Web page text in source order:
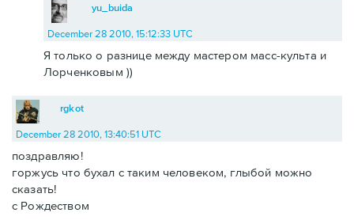
yu_buida
December 28 2010, 15:12:33 UTC
Я только о разнице между мастером масс-культа и
Лорченковым ))
rgkot
December 28 2010, 13:40:51 UTC
поздравляю!
горжусь что бухал с таким человеком, глыбой можно
сказать!
с Рождеством